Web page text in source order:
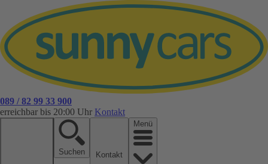
089 / 82 99 33 900
erreichbar bis 20:00 Uhr Kontakt
Suchen
Menü